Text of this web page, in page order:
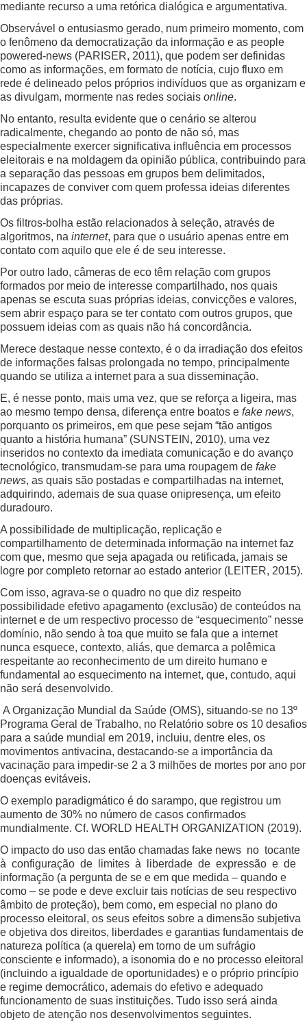
mediante recurso a uma retórica dialógica e argumentativa.
Observável o entusiasmo gerado, num primeiro momento, com
o fenômeno da democratização da informação e as people
powered-news (PARISER, 2011), que podem ser definidas
como as informações, em formato de notícia, cujo fluxo em
rede é delineado pelos próprios indivíduos que as organizam e
as divulgam, mormente nas redes sociais online.
No entanto, resulta evidente que o cenário se alterou
radicalmente, chegando ao ponto de não só, mas
especialmente exercer significativa influência em processos
eleitorais e na moldagem da opinião pública, contribuindo para
a separação das pessoas em grupos bem delimitados,
incapazes de conviver com quem professa ideias diferentes
das próprias.
Os filtros-bolha estão relacionados à seleção, através de
algoritmos, na internet, para que o usuário apenas entre em
contato com aquilo que ele é de seu interesse.
Por outro lado, câmeras de eco têm relação com grupos
formados por meio de interesse compartilhado, nos quais
apenas se escuta suas próprias ideias, convicções e valores,
sem abrir espaço para se ter contato com outros grupos, que
possuem ideias com as quais não há concordância.
Merece destaque nesse contexto, é o da irradiação dos efeitos
de informações falsas prolongada no tempo, principalmente
quando se utiliza a internet para a sua disseminação.
E, é nesse ponto, mais uma vez, que se reforça a ligeira, mas
ao mesmo tempo densa, diferença entre boatos e fake news,
porquanto os primeiros, em que pese sejam “tão antigos
quanto a história humana” (SUNSTEIN, 2010), uma vez
inseridos no contexto da imediata comunicação e do avanço
tecnológico, transmudam-se para uma roupagem de fake
news, as quais são postadas e compartilhadas na internet,
adquirindo, ademais de sua quase onipresença, um efeito
duradouro.
A possibilidade de multiplicação, replicação e
compartilhamento de determinada informação na internet faz
com que, mesmo que seja apagada ou retificada, jamais se
logre por completo retornar ao estado anterior (LEITER, 2015).
Com isso, agrava-se o quadro no que diz respeito
possibilidade efetivo apagamento (exclusão) de conteúdos na
internet e de um respectivo processo de “esquecimento” nesse
domínio, não sendo à toa que muito se fala que a internet
nunca esquece, contexto, aliás, que demarca a polêmica
respeitante ao reconhecimento de um direito humano e
fundamental ao esquecimento na internet, que, contudo, aqui
não será desenvolvido.
A Organização Mundial da Saúde (OMS), situando-se no 13º
Programa Geral de Trabalho, no Relatório sobre os 10 desafios
para a saúde mundial em 2019, incluiu, dentre eles, os
movimentos antivacina, destacando-se a importância da
vacinação para impedir-se 2 a 3 milhões de mortes por ano por
doenças evitáveis.
O exemplo paradigmático é do sarampo, que registrou um
aumento de 30% no número de casos confirmados
mundialmente. Cf. WORLD HEALTH ORGANIZATION (2019).
O impacto do uso das então chamadas fake news no tocante
à configuração de limites à liberdade de expressão e de
informação (a pergunta de se e em que medida – quando e
como – se pode e deve excluir tais notícias de seu respectivo
âmbito de proteção), bem como, em especial no plano do
processo eleitoral, os seus efeitos sobre a dimensão subjetiva
e objetiva dos direitos, liberdades e garantias fundamentais de
natureza política (a querela) em torno de um sufrágio
consciente e informado), a isonomia do e no processo eleitoral
(incluindo a igualdade de oportunidades) e o próprio princípio
e regime democrático, ademais do efetivo e adequado
funcionamento de suas instituições. Tudo isso será ainda
objeto de atenção nos desenvolvimentos seguintes.